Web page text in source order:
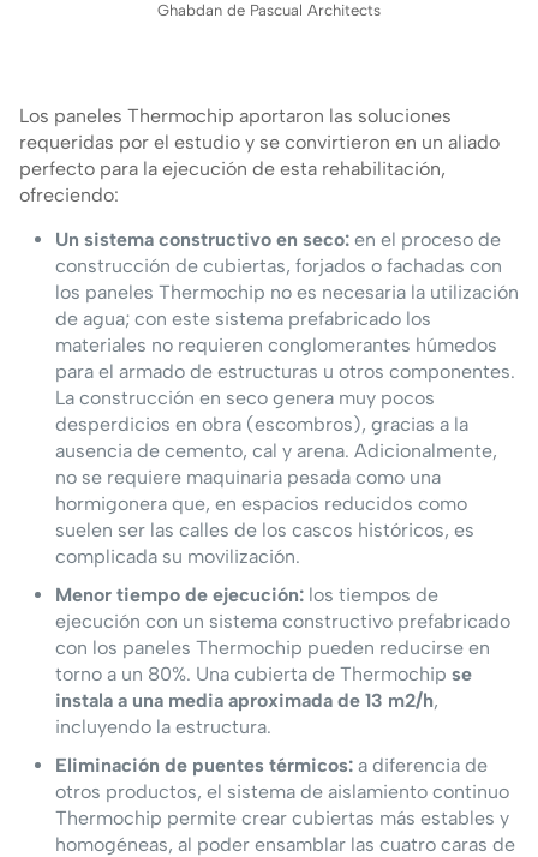
Ghabdan de Pascual Architects
Los paneles Thermochip aportaron las soluciones
requeridas por el estudio y se convirtieron en un aliado
perfecto para la ejecución de esta rehabilitación,
ofreciendo:
Un sistema constructivo en seco: en el proceso de
construcción de cubiertas, forjados o fachadas con
los paneles Thermochip no es necesaria la utilización
de agua; con este sistema prefabricado los
materiales no requieren conglomerantes húmedos
para el armado de estructuras u otros componentes.
La construcción en seco genera muy pocos
desperdicios en obra (escombros), gracias a la
ausencia de cemento, cal y arena. Adicionalmente,
no se requiere maquinaria pesada como una
hormigonera que, en espacios reducidos como
suelen ser las calles de los cascos históricos, es
complicada su movilización.
Menor tiempo de ejecución: los tiempos de
ejecución con un sistema constructivo prefabricado
con los paneles Thermochip pueden reducirse en
torno a un 80%. Una cubierta de Thermochip se
instala a una media aproximada de 13 m2/h,
incluyendo la estructura.
Eliminación de puentes térmicos: a diferencia de
otros productos, el sistema de aislamiento continuo
Thermochip permite crear cubiertas más estables y
homogéneas, al poder ensamblar las cuatro caras de